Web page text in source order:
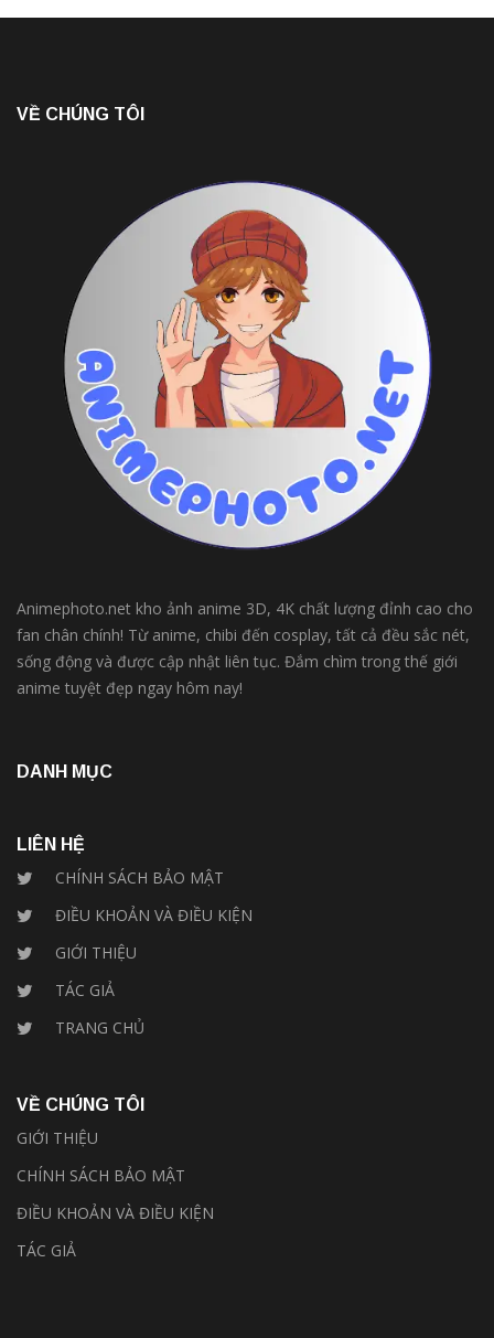
VỀ CHÚNG TÔI
Animephoto.net kho ảnh anime 3D, 4K chất lượng đỉnh cao cho
fan chân chính! Từ anime, chibi đến cosplay, tất cả đều sắc nét,
sống động và được cập nhật liên tục. Đắm chìm trong thế giới
anime tuyệt đẹp ngay hôm nay!
DANH MỤC
LIÊN HỆ
CHÍNH SÁCH BẢO MẬT
ĐIỀU KHOẢN VÀ ĐIỀU KIỆN
GIỚI THIỆU
TÁC GIẢ
TRANG CHỦ
VỀ CHÚNG TÔI
GIỚI THIỆU
CHÍNH SÁCH BẢO MẬT
ĐIỀU KHOẢN VÀ ĐIỀU KIỆN
TÁC GIẢ